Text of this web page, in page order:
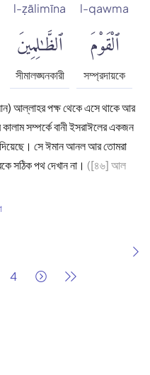
l-qawma
ٱلْقَوْمَ
সম্প্রদায়কে
l-ẓālimīna
ٱلظَّٰلِمِينَ
সীমালঙ্ঘনকারী
আল্লাহর পক্ষ থেকে এসে থাকে আর
সম্পর্কে বানী ইসরাঈলের একজন
দিয়েছে। সে ঈমান আনল আর তোমরা
সঠিক পথ দেখান না। ([৪৬] আল
4